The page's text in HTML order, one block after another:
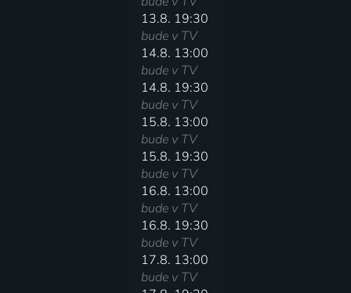
13.8. 19:30
bude v TV
14.8. 13:00
bude v TV
14.8. 19:30
bude v TV
15.8. 13:00
bude v TV
15.8. 19:30
bude v TV
16.8. 13:00
bude v TV
16.8. 19:30
bude v TV
17.8. 13:00
bude v TV